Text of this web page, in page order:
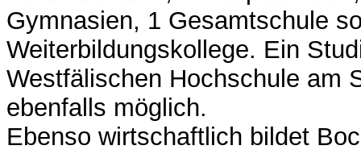
Gymnasien, 1 Gesamtschule
Weiterbildungskollege. Ein
Westfälischen Hochschule am
ebenfalls möglich.
Ebenso wirtschaftlich bildet